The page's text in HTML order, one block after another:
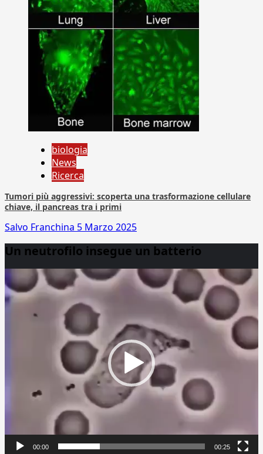
biologia
News
Ricerca
Tumori più aggressivi: scoperta una trasformazione cellulare
chiave, il pancreas tra i primi
Salvo Franchina 5 Marzo 2025
Un neutrofilo insegue un batterio
Player
00:00 00:25